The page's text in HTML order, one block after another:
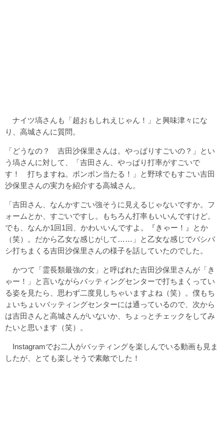
ナイツ塙さんも「超おもしれえじゃん！」と興味津々にな
り、高城さんに質問。
「どうなの？ 吉田沙保里さんは。やっぱりすごいの？」とい
う塙さんに対して、「吉田さん、やっぱり打率がすごいで
す！ 打ちますね。ボンボン当たる！」と野球でもすごい吉田
沙保里さんの実力を紹介する高城さん。
「吉田さん、なんかすごい強そうに見えるじゃないですか。フ
ォームとか、すごいですし。もちろん打率もいいんですけど。
でも、なんか1回1回、かわいいんですよ。『きゃー！』とか
（笑）。だから乙女な感じがして……」と乙女な感じでバシバ
シ打ちまくる吉田沙保里さんの様子を話していたのでした。
かつて「霊長類最強の女」と呼ばれた吉田沙保里さんが「き
ゃー！」と言いながらバッティングセンターで打ちまくってい
る姿を見たら、思わず二度見しちゃいますよね（笑）。僕もち
ょいちょいバッティングセンターには通っているので、次から
は吉田さんと高城さんがいないか、ちょっとチェックをしてみ
たいと思います（笑）。
Instagramでお二人がバッティングを楽しんでいる動画も見ま
したが、とても楽しそうで素敵でした！